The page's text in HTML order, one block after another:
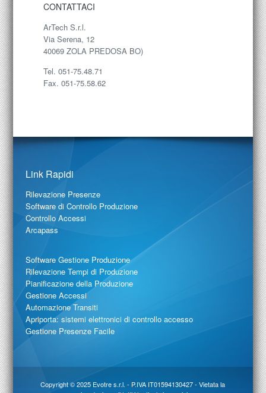
CONTATTACI
ArTech S.r.l.
Via Serena, 12
40069 ZOLA PREDOSA BO)
Tel. 051-75.48.71
Fax. 051-75.58.62
Link Rapidi
Rilevazione Presenze
Software di Controllo Produzione
Controllo Accessi
Arcapass
Software Gestione Produzione
Rilevazione Tempi di Produzione
Pianificazione della Produzione
Gestione Accessi
Automazione Transiti
Apriporta: sistemi elettronici di controllo accesso
Gestione Presenze Facile
Copyright © 2025 Evotre s.r.l. - P.IVA IT01594130427 - Vietata la